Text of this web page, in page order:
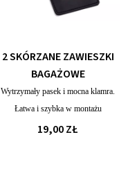
2 SKÓRZANE ZAWIESZKI
BAGAŻOWE
Wytrzymały pasek i mocna klamra.
Łatwa i szybka w montażu
19,00 ZŁ